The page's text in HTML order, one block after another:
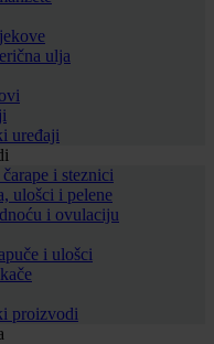
ulja
uređaji
i steznici
ulošci i pelene
i ovulaciju
i ulošci
proizvodi